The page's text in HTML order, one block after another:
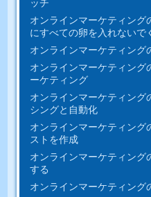
ッチ
オンラインマーケティン
にすべ​​ての卵を入れないで
オンラインマーケティン
オンラインマーケティン
ーケティング
オンラインマーケティン
シングと自動化
オンラインマーケティング
ストを作成
オンラインマーケティン
する
オンラインマーケティング